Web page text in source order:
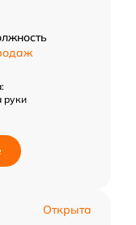
руки
Открыта